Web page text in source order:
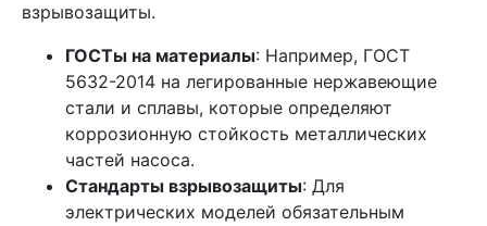
взрывозащиты.
ГОСТы на материалы: Например, ГОСТ
5632-2014 на легированные нержавеющие
стали и сплавы, которые определяют
коррозионную стойкость металлических
частей насоса.
Стандарты взрывозащиты: Для
электрических моделей обязательным